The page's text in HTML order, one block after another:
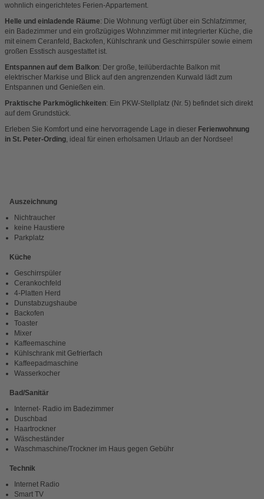
wohnlich eingerichtetes Ferien-Appartement.
Helle und einladende Räume: Die Wohnung verfügt über ein Schlafzimmer,
ein Badezimmer und ein großzügiges Wohnzimmer mit integrierter Küche, die
mit einem Ceranfeld, Backofen, Kühlschrank und Geschirrspüler sowie einem
großen Esstisch ausgestattet ist.
Entspannen auf dem Balkon: Der große, teilüberdachte Balkon mit
elektrischer Markise und Blick auf den angrenzenden Kurwald lädt zum
Entspannen und Genießen ein.
Praktische Parkmöglichkeiten: Ein PKW-Stellplatz (Nr. 5) befindet sich direkt
auf dem Grundstück.
Erleben Sie Komfort und eine hervorragende Lage in dieser Ferienwohnung
in St. Peter-Ording , ideal für einen erholsamen Urlaub an der Nordsee!
Auszeichnung
Nichtraucher
keine Haustiere
Parkplatz
Küche
Geschirrspüler
Cerankochfeld
4-Platten Herd
Dunstabzugshaube
Backofen
Toaster
Mixer
Kaffeemaschine
Kühlschrank mit Gefrierfach
Kaffeepadmaschine
Wasserkocher
Bad/Sanitär
Internet- Radio im Badezimmer
Duschbad
Haartrockner
Wäscheständer
Waschmaschine/Trockner im Haus gegen Gebühr
Technik
Internet Radio
Smart TV